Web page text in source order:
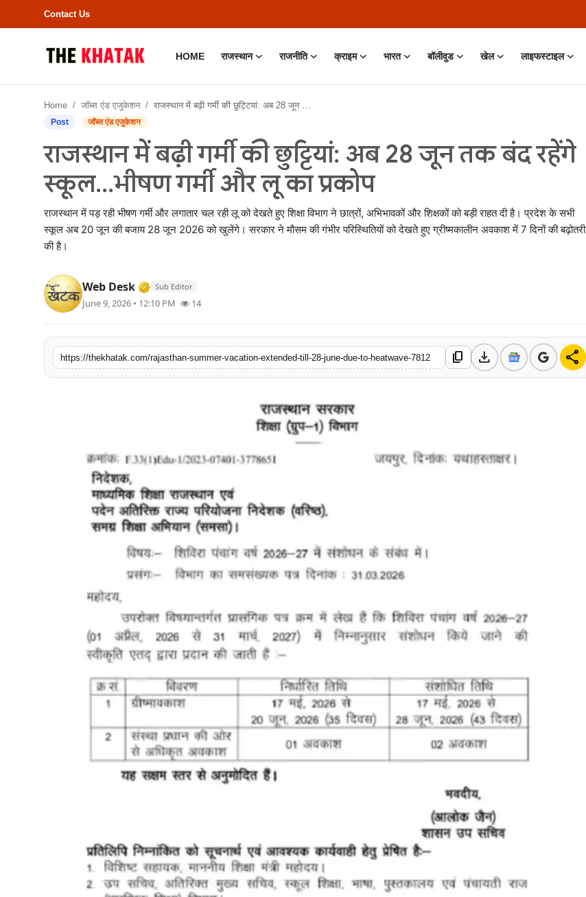
Contact Us
HOME राजस्थान राजनीति क्राइम भारत बॉलीवुड खेल लाइफस्टाइल
Contact Us
राजस्थान
राजनीति
बॉलीवुड
लाइफस्टाइल
Home जॉब्स एंड एजुकेशन राजस्थान में बढ़ी गर्मी की छुट्टियां: अब 28 जून तक बंद रहेंगे स्कूल...भीषण गर्मी और लू का प्रकोप
Post जॉब्स एंड एजुकेशन
राजस्थान में बढ़ी गर्मी की छुट्टियां: अब 28 जून तक बंद रहेंगे
स्कूल...भीषण गर्मी और लू का प्रकोप
राजस्थान में पड़ रही भीषण गर्मी और लगातार चल रही लू को देखते हुए शिक्षा विभाग ने छात्रों, अभिभावकों और शिक्षकों को बड़ी राहत दी है। प्रदेश के सभी
स्कूल अब 20 जून की बजाय 28 जून 2026 को खुलेंगे। सरकार ने मौसम की गंभीर परिस्थितियों को देखते हुए ग्रीष्मकालीन अवकाश में 7 दिनों की बढ़ोतरी
की है।
Web Desk Verified Media or Organization • 11 Jun, 2026
Sub Editor
June 9, 2026 • 12:10 PM 14
https://thekhatak.com/rajasthan-summer-vacation-extended-till-28-june-due-to-heatwave-7812 content_copy download share